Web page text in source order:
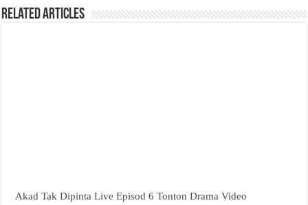
Related Articles
Akad Tak Dipinta Live Episod 6 Tonton Drama Video